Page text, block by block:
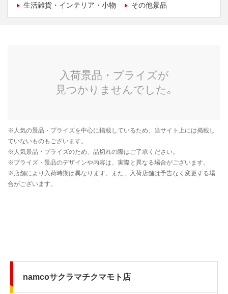
生活雑貨・インテリア・小物 その他景品
namcoサクラマチクマモト店